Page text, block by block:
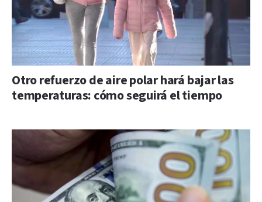
Otro refuerzo de aire polar hará bajar las
temperaturas: cómo seguirá el tiempo